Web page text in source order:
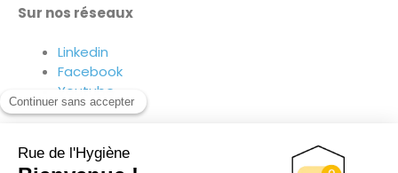
Sur nos réseaux
Linkedin
Facebook
Youtube